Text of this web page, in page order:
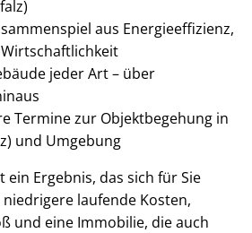
aus En­er­gie­ef­fi­zi­enz,
jeder Art – über
Termine zur Objektbegehung in
und Umgebung
Ergebnis, das sich für Sie
laufende Kosten,
und eine Immobilie, die auch